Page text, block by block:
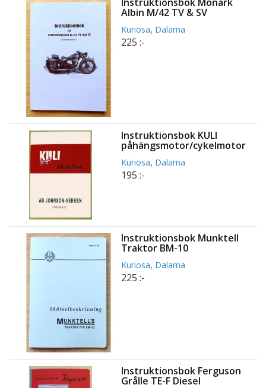
Albin M/42 TV & SV
Kuriosa, Dalarna
225 :-
Instruktionsbok KULI
påhängsmotor/cykelmotor
Kuriosa, Dalarna
195 :-
Instruktionsbok Munktell
Traktor BM-10
Kuriosa, Dalarna
225 :-
Instruktionsbok Ferguson
Grålle TE-F Diesel